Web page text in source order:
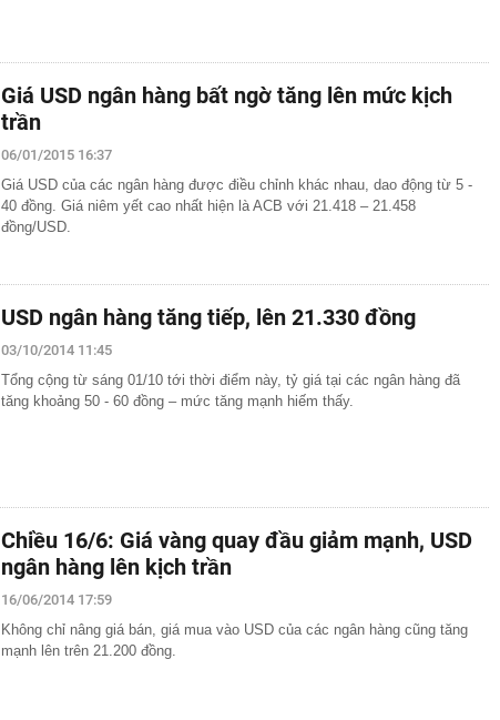
Giá USD ngân hàng bất ngờ tăng lên mức kịch
trần
06/01/2015 16:37
Giá USD của các ngân hàng được điều chỉnh khác nhau, dao động từ 5 -
40 đồng. Giá niêm yết cao nhất hiện là ACB với 21.418 – 21.458
đồng/USD.
USD ngân hàng tăng tiếp, lên 21.330 đồng
03/10/2014 11:45
Tổng cộng từ sáng 01/10 tới thời điểm này, tỷ giá tại các ngân hàng đã
tăng khoảng 50 - 60 đồng – mức tăng mạnh hiếm thấy.
Chiều 16/6: Giá vàng quay đầu giảm mạnh, USD
ngân hàng lên kịch trần
16/06/2014 17:59
Không chỉ nâng giá bán, giá mua vào USD của các ngân hàng cũng tăng
mạnh lên trên 21.200 đồng.